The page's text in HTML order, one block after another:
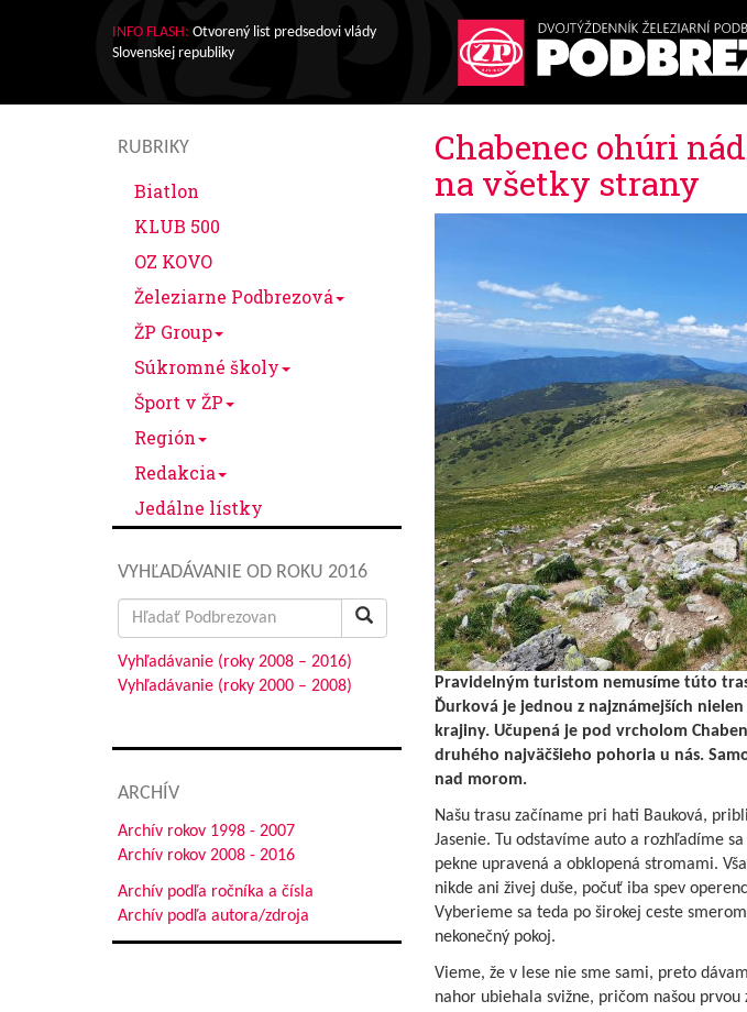
INFO FLASH: Otvorený list predsedovi vlády
Slovenskej republiky
RUBRIKY
Biatlon
KLUB 500
OZ KOVO
Železiarne Podbrezová
ŽP Group
Súkromné školy
Šport v ŽP
Región
Redakcia
Jedálne lístky
VYHĽADÁVANIE OD ROKU 2016
Search
for:
Vyhľadávanie (roky 2008 – 2016)
Vyhľadávanie (roky 2000 – 2008)
ARCHÍV
Archív rokov 1998 - 2007
Archív rokov 2008 - 2016
Archív podľa ročníka a čísla
Archív podľa autora/zdroja
Chabenec ohúri
na všetky strany
Pravidelným turistom nemusíme túto
Ďurková je jednou z najznámejších
krajiny. Učupená je pod vrcholom
druhého najväčšieho pohoria u nás.
nad morom.
Našu trasu začíname pri hati Bauková,
Jasenie. Tu odstavíme auto a rozhľadíme
pekne upravená a obklopená stromami.
nikde ani živej duše, počuť iba spev
Vyberieme sa teda po širokej ceste
nekonečný pokoj.
Vieme, že v lese nie sme sami, preto
nahor ubiehala svižne, pričom našou